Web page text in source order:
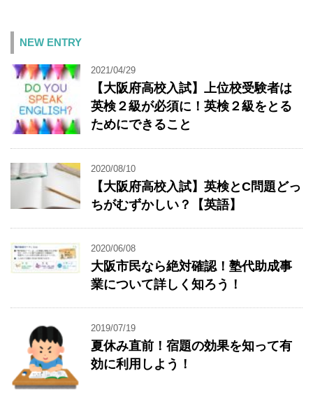
NEW ENTRY
2021/04/29
【大阪府高校入試】上位校受験者は
英検２級が必須に！英検２級をとる
ためにできること
2020/08/10
【大阪府高校入試】英検とC問題どっ
ちがむずかしい？【英語】
2020/06/08
大阪市民なら絶対確認！塾代助成事
業について詳しく知ろう！
2019/07/19
夏休み直前！宿題の効果を知って有
効に利用しよう！